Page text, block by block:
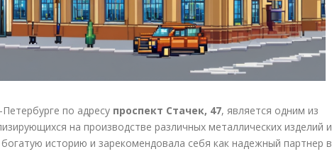
по адресу проспект Стачек, 47, является одним из
на производстве различных металлических изделий и
историю и зарекомендовала себя как надежный партнер в